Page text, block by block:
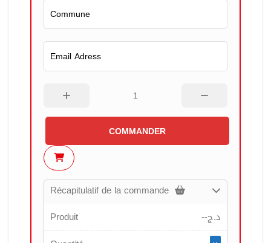
COMMANDER
Récapitulatif de la commande
Produit
--د.ج